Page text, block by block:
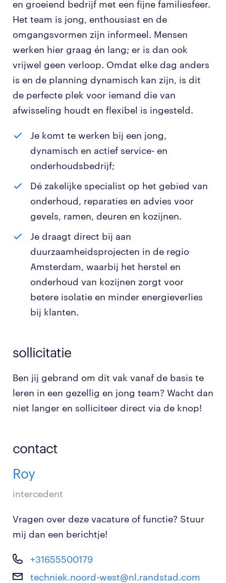
en groeiend bedrijf met een fijne familiesfeer.
Het team is jong, enthousiast en de
omgangsvormen zijn informeel. Mensen
werken hier graag én lang; er is dan ook
vrijwel geen verloop. Omdat elke dag anders
is en de planning dynamisch kan zijn, is dit
de perfecte plek voor iemand die van
afwisseling houdt en flexibel is ingesteld.
Je komt te werken bij een jong,
dynamisch en actief service- en
onderhoudsbedrijf;
Dé zakelijke specialist op het gebied van
onderhoud, reparaties en advies voor
gevels, ramen, deuren en kozijnen.
Je draagt direct bij aan
duurzaamheidsprojecten in de regio
Amsterdam, waarbij het herstel en
onderhoud van kozijnen zorgt voor
betere isolatie en minder energieverlies
bij klanten.
sollicitatie
Ben jij gebrand om dit vak vanaf de basis te
leren in een gezellig en jong team? Wacht dan
niet langer en solliciteer direct via de knop!
contact
Roy
intercedent
Vragen over deze vacature of functie? Stuur
mij dan een berichtje!
+31655500179
techniek.noord-west@nl.randstad.com